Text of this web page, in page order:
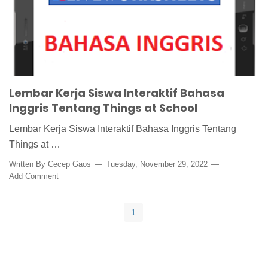
Objects in Classroom school things at school
Lembar Kerja Siswa Interaktif Bahasa
Inggris Tentang Things at School
Lembar Kerja Siswa Interaktif Bahasa Inggris Tentang
Things at …
Written By Cecep Gaos
Tuesday, November 29, 2022
Add Comment
1